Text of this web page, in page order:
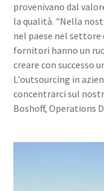
provenivano dal
la qualità. "Nella
nel paese nel
fornitori hanno un
creare con successo
L'outsourcing in
concentrarci sul
Boshoff, Operations